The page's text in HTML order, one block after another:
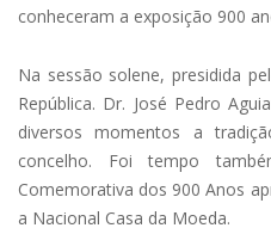
conheceram a exposição 900
Na sessão solene, presidida
República. Dr. José Pedro
diversos momentos a
concelho. Foi tempo
Comemorativa dos 900 Anos
a Nacional Casa da Moeda.